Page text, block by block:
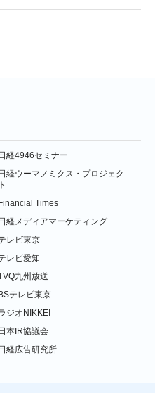
日経4946セミナー
日経ウーマノミクス・プロジェク
ト
Times
日経メディアマーケティング
レビ東京
レビ愛知
九州放送
テレビ東京
ジオNIKKEI
日本IR協議会
日経広告研究所